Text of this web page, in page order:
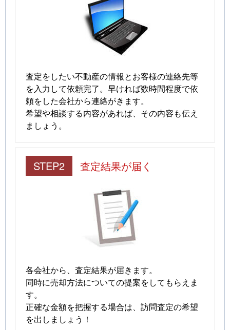
査定をしたい不動産の情報とお客様の連絡先等
を入力して依頼完了。早ければ数時間程度で依
頼をした会社から連絡がきます。
希望や相談する内容があれば、その内容も伝え
ましょう。
STEP2 査定結果が届く
各会社から、査定結果が届きます。
同時に売却方法についての提案をしてもらえま
す。
正確な金額を把握する場合は、訪問査定の希望
を出しましょう！